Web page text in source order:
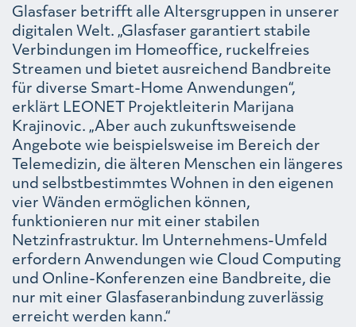
Glasfaser betrifft alle Altersgruppen in unserer
digitalen Welt. „Glasfaser garantiert stabile
Verbindungen im Homeoffice, ruckelfreies
Streamen und bietet ausreichend Bandbreite
für diverse Smart-Home Anwendungen“,
erklärt LEONET Projektleiterin Marijana
Krajinovic. „Aber auch zukunftsweisende
Angebote wie beispielsweise im Bereich der
Telemedizin, die älteren Menschen ein längeres
und selbstbestimmtes Wohnen in den eigenen
vier Wänden ermöglichen können,
funktionieren nur mit einer stabilen
Netzinfrastruktur. Im Unternehmens-Umfeld
erfordern Anwendungen wie Cloud Computing
und Online-Konferenzen eine Bandbreite, die
nur mit einer Glasfaseranbindung zuverlässig
erreicht werden kann.“